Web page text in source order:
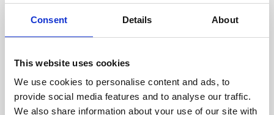
Consent Details About
This website uses cookies
We use cookies to personalise content and ads, to
provide social media features and to analyse our traffic.
We also share information about your use of our site with
cuidadosamente cada escáner
y sus componentes.
RECUPERÁNDOSE
CON CUIDADO